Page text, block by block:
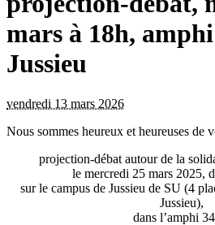
mars à 18h,
Jussieu
vendredi 13 mars 2026
Nous sommes heureux et heureuses de
projection-débat autour de la
le mercredi 25 mars 2025,
sur le campus de Jussieu de SU (4
Jussieu),
dans l’amphi